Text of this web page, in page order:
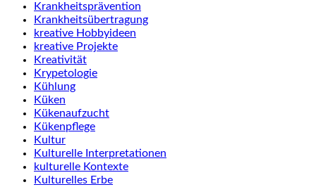
Krankheitsprävention
Krankheitsübertragung
kreative Hobbyideen
kreative Projekte
Kreativität
Krypetologie
Kühlung
Küken
Kükenaufzucht
Kükenpflege
Kultur
Kulturelle Interpretationen
kulturelle Kontexte
Kulturelles Erbe